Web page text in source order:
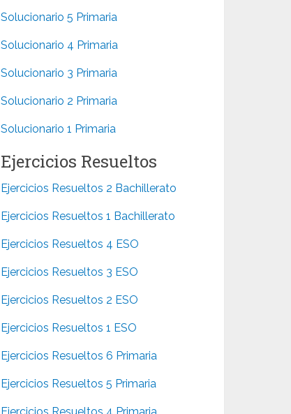
Solucionario 5 Primaria
Solucionario 4 Primaria
Solucionario 3 Primaria
Solucionario 2 Primaria
Solucionario 1 Primaria
Ejercicios Resueltos
Ejercicios Resueltos 2 Bachillerato
Ejercicios Resueltos 1 Bachillerato
Ejercicios Resueltos 4 ESO
Ejercicios Resueltos 3 ESO
Ejercicios Resueltos 2 ESO
Ejercicios Resueltos 1 ESO
Ejercicios Resueltos 6 Primaria
Ejercicios Resueltos 5 Primaria